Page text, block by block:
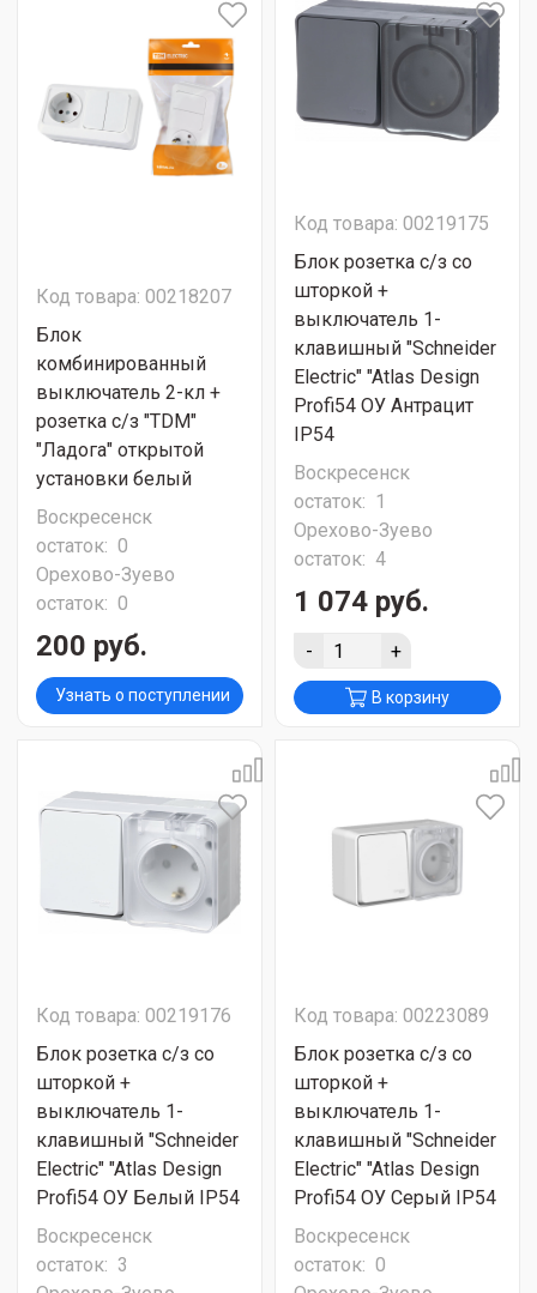
Код товара: 00218207
Блок
комбинированный
выключатель 2-кл +
розетка с/з "TDM"
"Ладога" открытой
установки белый
Воскресенск
остаток: 0
Орехово-Зуево
остаток: 0
200 руб.
Узнать о поступлении
Код товара: 00219175
Блок розетка с/з со
шторкой +
выключатель 1-
клавишный "Schneider
Electric" "Atlas Design
Profi54 ОУ Антрацит
IP54
Воскресенск
остаток: 1
Орехово-Зуево
остаток: 4
1 074 руб.
- +
В корзину
Код товара: 00219176
Блок розетка с/з со
шторкой +
выключатель 1-
клавишный "Schneider
Electric" "Atlas Design
Profi54 ОУ Белый IP54
Воскресенск
остаток: 3
Код товара: 00223089
Блок розетка с/з со
шторкой +
выключатель 1-
клавишный "Schneider
Electric" "Atlas Design
Profi54 ОУ Серый IP54
Воскресенск
остаток: 0